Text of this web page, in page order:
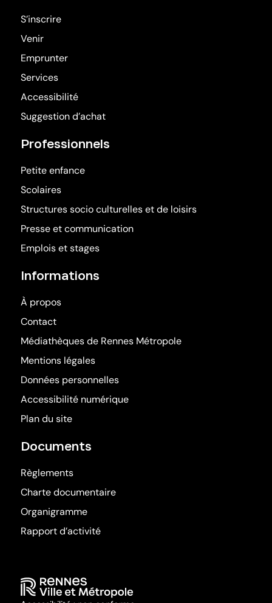
S’inscrire
Venir
Emprunter
Services
Accessibilité
Suggestion d’achat
Professionnels
Petite enfance
Scolaires
Structures socio culturelles et de loisirs
Presse et communication
Emplois et stages
Informations
À propos
Contact
Médiathèques de Rennes Métropole(ouvre dans une
Mentions légales
Données personnelles
Accessibilité numérique
Plan du site
Documents
Règlements
Charte documentaire
Organigramme
Rapport d’activité